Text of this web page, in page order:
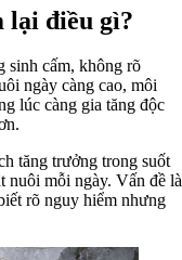
lại điều gì?
sinh cấm, không rõ
ngày càng cao, môi
lúc càng gia tăng độc
tăng trưởng trong suốt
nuôi mỗi ngày. Vấn đề là
rõ nguy hiểm nhưng